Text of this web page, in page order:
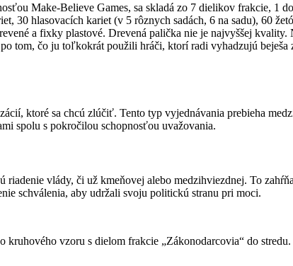
Make-Believe Games, sa skladá zo 7 dielikov frakcie, 1
30 hlasovacích kariet (v 5 rôznych sadách, 6 na sadu), 60
a fixky plastové. Drevená palička nie je najvyššej kvality.
tom, čo ju toľkokrát použili hráči, ktorí radi vyhadzujú beješa
ktoré sa chcú zlúčiť. Tento typ vyjednávania prebieha
spolu s pokročilou schopnosťou uvažovania.
vlády, či už kmeňovej alebo medzihviezdnej. To
schválenia, aby udržali svoju politickú stranu pri moci.
vzoru s dielom frakcie „Zákonodarcovia“ do